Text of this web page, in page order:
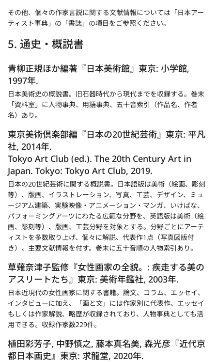
その他、個々の作家言説に関する文献情報については 「日本アー
ティスト事典」 の「書誌」の項目をご参照ください。
5. 通史・概説書
青柳正規ほか編著『日本美術館』東京: 小学館,
1997年.
日本美術史の概説書。旧石器時代から現代までを収録する。巻末
「資料室」に人物事典、用語事典、五十音索引（作品名、作者
名）あり。
東京美術倶楽部編『日本の20世紀芸術』東京: 平凡
社, 2014年.
Tokyo Art Club (ed.). The 20th Century Art in
Japan. Tokyo: Tokyo Art Club, 2019.
日本の20世紀芸術に関する概説書。日本語版は美術（絵画、彫刻
等）、版画、イラストレーション、写真、工芸、デザイン、ミュ
ージアム建築、実験映像・アニメーション・マンガ、いけばな、
パフォーミングアーツにわたる広範な分野を、英語版は美術（絵
画、彫刻等）、版画、工芸分野を対象とする。分野ごとにアーテ
ィストを多数取り上げ、個々に解説、代表作1点（写真図版付
き）、主要文献情報を付す。巻末に五十音順の人物索引あり。
草薙奈津子監修『女性画家の全貌。: 疾走する美の
アスリートたち』東京: 美術年鑑社, 2003年.
日本近現代の女性画家に関する書籍。論文、コラム、エッセイ、
インタビューに加え、「画と文」には作家別に代表作、エッセイ
もしくは作家解説、略歴が収録されており、人物事典としても活
用できる。収録作家数229件。
植田彩芳子, 中野慎之, 藤本真名美, 森光彦『近代京
都日本画史』東京: 求龍堂, 2020年.